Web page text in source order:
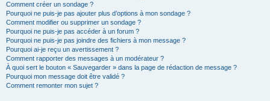
Comment créer un sondage ?
Pourquoi ne puis-je pas ajouter plus d’options à mon sondage ?
Comment modifier ou supprimer un sondage ?
Pourquoi ne puis-je pas accéder à un forum ?
Pourquoi ne puis-je pas joindre des fichiers à mon message ?
Pourquoi ai-je reçu un avertissement ?
Comment rapporter des messages à un modérateur ?
À quoi sert le bouton « Sauvegarder » dans la page de rédaction de message ?
Pourquoi mon message doit être validé ?
Comment remonter mon sujet ?